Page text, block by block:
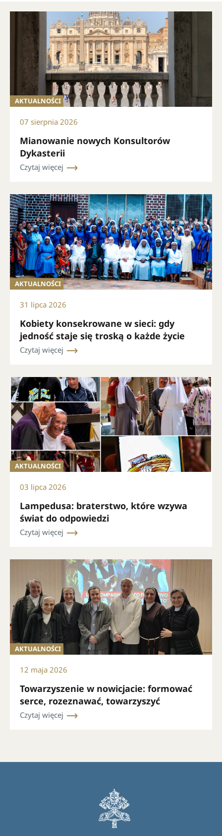
AKTUALNOŚCI
07 sierpnia 2026
Mianowanie nowych Konsultorów
Dykasterii
Czytaj więcej
AKTUALNOŚCI
31 lipca 2026
Kobiety konsekrowane w sieci: gdy
jedność staje się troską o każde życie
Czytaj więcej
AKTUALNOŚCI
03 lipca 2026
Lampedusa: braterstwo, które wzywa
świat do odpowiedzi
Czytaj więcej
AKTUALNOŚCI
12 maja 2026
Towarzyszenie w nowicjacie: formować
serce, rozeznawać, towarzyszyć
Czytaj więcej